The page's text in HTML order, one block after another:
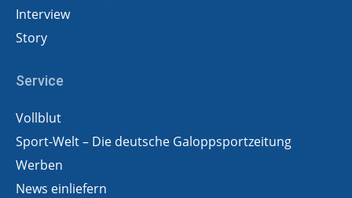
Interview
Story
Service
Vollblut
Sport-Welt – Die deutsche Galoppsportzeitung
Werben
News einliefern